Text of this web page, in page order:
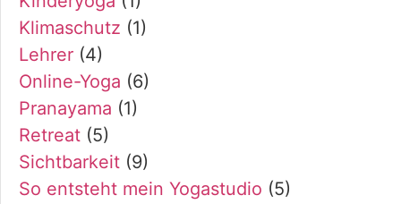
Klimaschutz (1)
Lehrer (4)
Online-Yoga (6)
Pranayama (1)
Retreat (5)
Sichtbarkeit (9)
So entsteht mein Yogastudio (5)